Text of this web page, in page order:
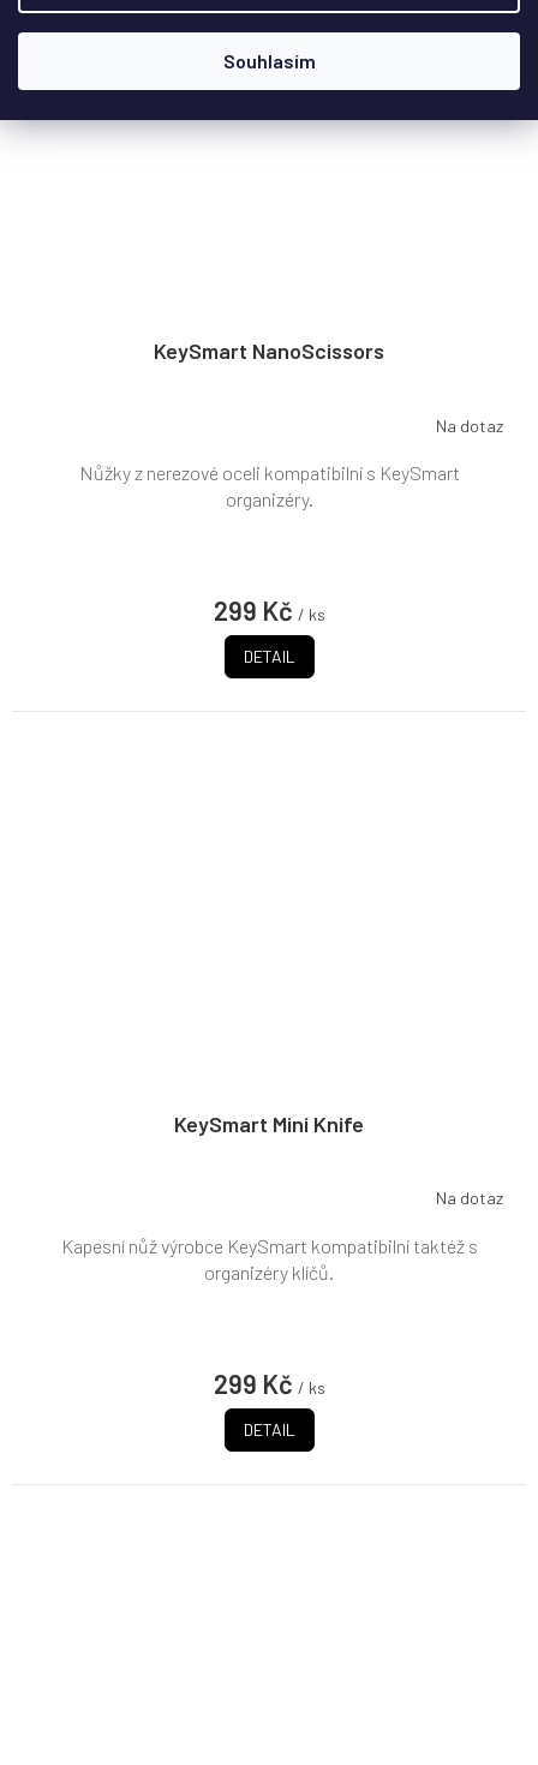
Souhlasím
KeySmart NanoScissors
Na dotaz
299 Kč / ks
DETAIL
Nůžky z nerezové oceli kompatibilní s KeySmart
organizéry.
KeySmart Mini Knife
Na dotaz
299 Kč / ks
DETAIL
Kapesní nůž výrobce KeySmart kompatibilní taktéž s
organizéry klíčů.